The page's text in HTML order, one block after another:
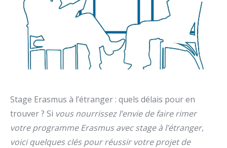
Stage Erasmus à l’étranger : quels délais pour en
trouver ? Si vous nourrissez l’envie de faire rimer
votre programme Erasmus avec stage à l’étranger,
voici quelques clés pour réussir votre projet de